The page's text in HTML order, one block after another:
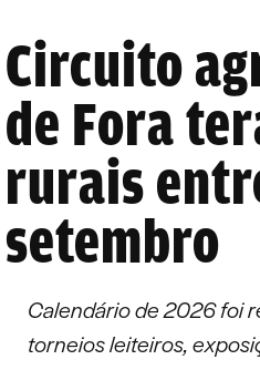
Circuito
de Fora
rurais
setembro
Calendário de 2026 foi
torneios leiteiros,